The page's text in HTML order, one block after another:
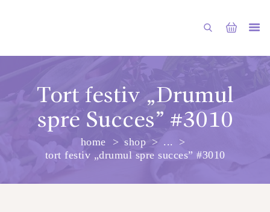
Tort festiv „Drumul
spre Succes” #3010
home shop
...
tort festiv „drumul spre succes” #3010
PRINCIPALA
DESPRE NOI